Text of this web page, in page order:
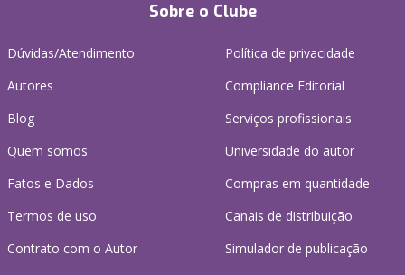
Sobre o Clube
Dúvidas/Atendimento
Autores
Blog
Quem somos
Fatos e Dados
Termos de uso
Contrato com o Autor
Política de privacidade
Compliance Editorial
Serviços profissionais
Universidade do autor
Compras em quantidade
Canais de distribuição
Simulador de publicação